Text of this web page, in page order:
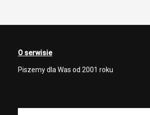
O serwisie
Piszemy dla Was od 2001 roku